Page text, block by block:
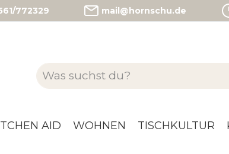
772329 mail@hornschu.de
AID WOHNEN TISCHKULTUR